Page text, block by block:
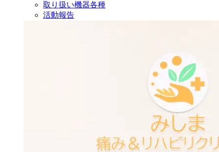
取り扱い機器各種
活動報告